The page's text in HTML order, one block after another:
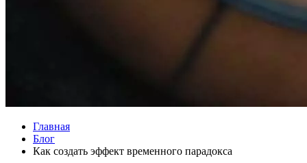
Главная
Блог
Как создать эффект временного парадокса